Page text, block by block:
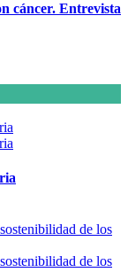
cáncer. Entrevista